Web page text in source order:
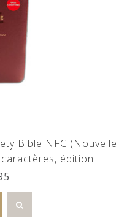
Bible NFC (Nouvelle
édition